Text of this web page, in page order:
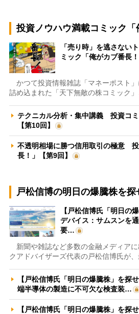
投資ノウハウ満載コミック「
「売り時」を逃さない
ミック「俺がカブ番長
かつて投資情報雑誌「マネーポスト
詰め込まれた「天下無敵の株コミック」
テクニカル分析・集中講義 投資コミ
【第10回】
不透明相場に勝つ信用取引の極意
長！」【第9回】
戸松信博の明日の爆騰株を探
【戸松信博氏「明日の
デバイス：サムスンを
要…
新聞や雑誌など多数の金融メディア
クアドバイザーズ代表の戸松信博氏が、
【戸松信博氏「明日の爆騰株」を探
端半導体の製造に不可欠な検査装…
【戸松信博氏「明日の爆騰株」を探